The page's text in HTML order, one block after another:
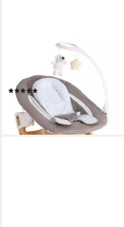
Hochstuhl Alpha Plus Natur -
Holz Babystuhl ab Geburt inkl.
Sitzauflage
179,99 € 219,70 €
-18%
lieferbar - in 2-3 Werktagen bei dir